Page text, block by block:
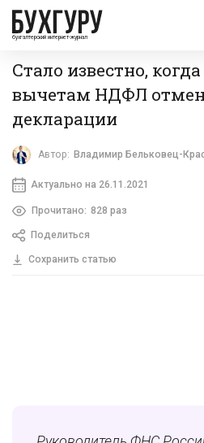
бухгалтерский интернет-журнал
Стало известно,
вычетам НДФЛ
декларации
Автор: Владимир Бельковец-
Актуально на 26.11.2021
Прочитано: 828 раз
Поделиться
Сохранить статью